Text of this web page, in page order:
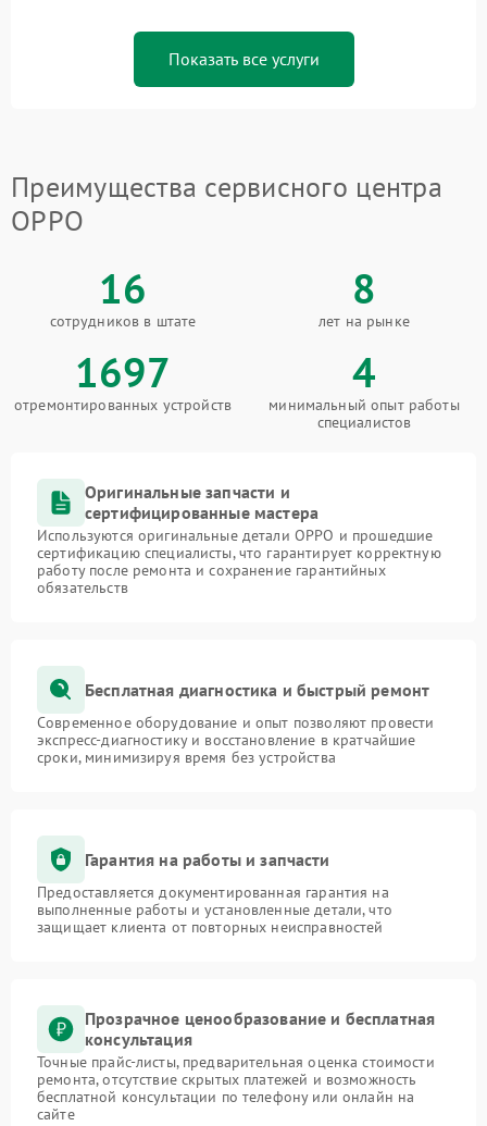
Показать все услуги
Преимущества сервисного центра
OPPO
16
сотрудников в штате
8
лет на рынке
1697
отремонтированных устройств
4
минимальный опыт работы
специалистов
Оригинальные запчасти и
сертифицированные мастера
Используются оригинальные детали OPPO и прошедшие
сертификацию специалисты, что гарантирует корректную
работу после ремонта и сохранение гарантийных
обязательств
Бесплатная диагностика и быстрый ремонт
Современное оборудование и опыт позволяют провести
экспресс-диагностику и восстановление в кратчайшие
сроки, минимизируя время без устройства
Гарантия на работы и запчасти
Предоставляется документированная гарантия на
выполненные работы и установленные детали, что
защищает клиента от повторных неисправностей
Прозрачное ценообразование и бесплатная
консультация
Точные прайс-листы, предварительная оценка стоимости
ремонта, отсутствие скрытых платежей и возможность
бесплатной консультации по телефону или онлайн на
сайте